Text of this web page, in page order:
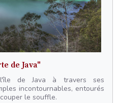
de Java"
l'île de Java à travers ses
incontournables, entourés
le souffle.